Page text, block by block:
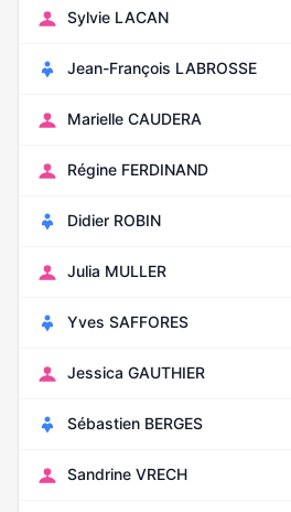
Sylvie LACAN
Jean-François LABROSSE
Marielle CAUDERA
Régine FERDINAND
Didier ROBIN
Julia MULLER
Yves SAFFORES
Jessica GAUTHIER
Sébastien BERGES
Sandrine VRECH